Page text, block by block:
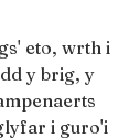
eto, wrth i
y brig, y
i guro'i